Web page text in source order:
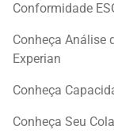
Conformidade
Conheça Análise
Experian
Conheça
Conheça Seu